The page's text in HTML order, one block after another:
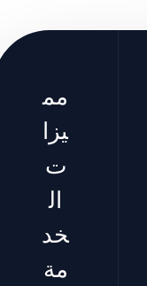
مم
يزا
ت
ال
خد
مة